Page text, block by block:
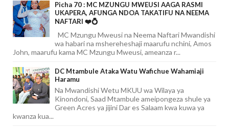
Picha 70 : MC MZUNGU MWEUSI AAGA RASMI
UKAPERA, AFUNGA NDOA TAKATIFU NA NEEMA
NAFTARI ❤️💍
MC Mzungu Mweusi na Neema Naftari Mwandishi
wa habari na mshereheshaji maarufu nchini, Amos
John, maarufu kama MC Mzungu Mweusi, ameanza r...
DC Mtambule Ataka Watu Wafichue Wahamiaji
Haramu
Na Mwandishi Wetu MKUU wa Wilaya ya
Kinondoni, Saad Mtambule ameipongeza shule ya
Green Acres ya jijini Dar es Salaam kwa kuwa ya
kwanza kua...